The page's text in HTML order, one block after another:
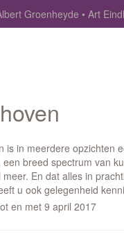
Groenheyde Art
is in meerdere opzichten
breed spectrum van
En dat alles in
u ook gelegenheid
en met 9 april 2017